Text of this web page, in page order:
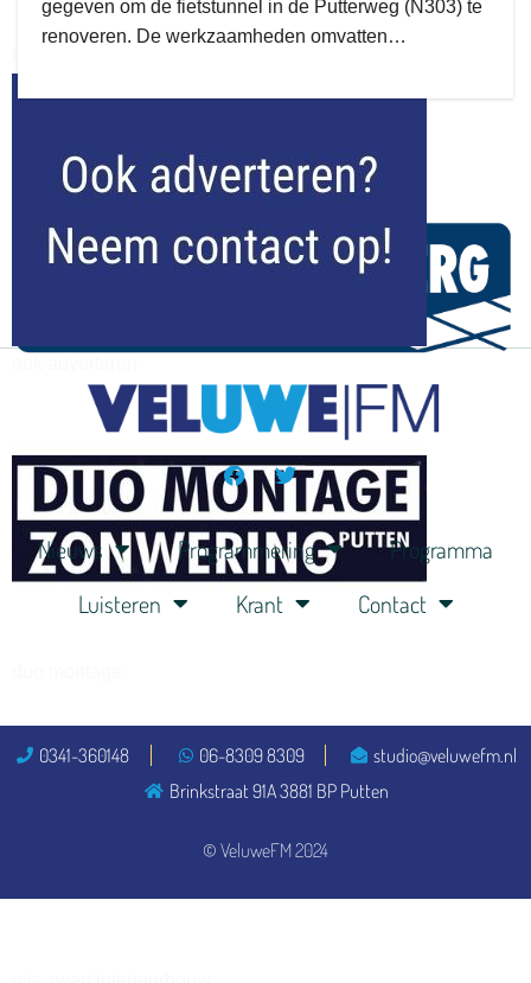
henkvandeberg
gegeven om de fietstunnel in de Putterweg (N303) te
renoveren. De werkzaamheden omvatten…
Nieuws Programmering
Programma
Luisteren
Krant Contact
© VeluweFM 2024
0341-360148 06-8309 8309
studio@veluwefm.nl
Brinkstraat 91A 3881 BP Putten